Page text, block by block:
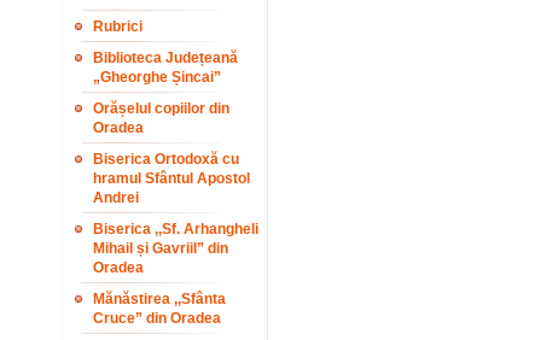
Rubrici
Biblioteca Județeană
„Gheorghe Șincai”
Orășelul copiilor din
Oradea
Biserica Ortodoxă cu
hramul Sfântul Apostol
Andrei
Biserica ,,Sf. Arhangheli
Mihail și Gavriil” din
Oradea
Mănăstirea ,,Sfânta
Cruce” din Oradea